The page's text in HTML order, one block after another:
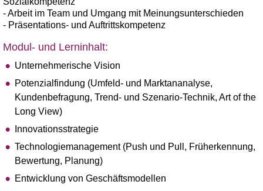
- Arbeit im Team und Umgang mit Meinungsunterschieden
- Präsentations- und Auftrittskompetenz
Modul- und Lerninhalt:
Unternehmerische Vision
Potenzialfindung (Umfeld- und Marktananalyse,
Kundenbefragung, Trend- und Szenario-Technik, Art of the
Long View)
Innovationsstrategie
Technologiemanagement (Push und Pull, Früherkennung,
Bewertung, Planung)
Entwicklung von Geschäftsmodellen